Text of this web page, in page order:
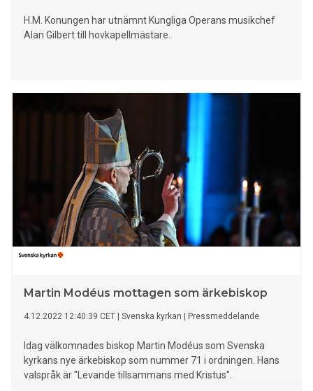
H.M. Konungen har utnämnt Kungliga Operans musikchef
Alan Gilbert till hovkapellmästare.
Martin Modéus mottagen som ärkebiskop
4.12.2022 12:40:39 CET Svenska kyrkan Pressmeddelande
Idag välkomnades biskop Martin Modéus som Svenska
kyrkans nye ärkebiskop som nummer 71 i ordningen. Hans
valspråk är "Levande tillsammans med Kristus".